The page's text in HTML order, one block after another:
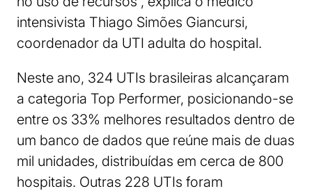
intensivista Thiago Simões Giancursi,
coordenador da UTI adulta do hospital.
Neste ano, 324 UTIs brasileiras alcançaram
a categoria Top Performer, posicionando-se
entre os 33% melhores resultados dentro de
um banco de dados que reúne mais de duas
mil unidades, distribuídas em cerca de 800
hospitais. Outras 228 UTIs foram